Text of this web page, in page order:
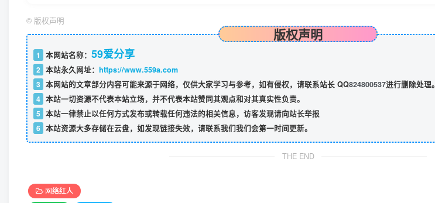
© 版权声明
版权声明
1 本网站名称： 59爱分享
2 本站永久网址： https://www.559a.com
3 本网站的文章部分内容可能来源于网络，仅供大家学习与参考，如有侵权，请联系站长 QQ824800537进行删除处理。
4 本站一切资源不代表本站立场，并不代表本站赞同其观点和对其真实性负责。
5 本站一律禁止以任何方式发布或转载任何违法的相关信息，访客发现请向站长举报
6 本站资源大多存储在云盘，如发现链接失效，请联系我们我们会第一时间更新。
THE END
网络红人